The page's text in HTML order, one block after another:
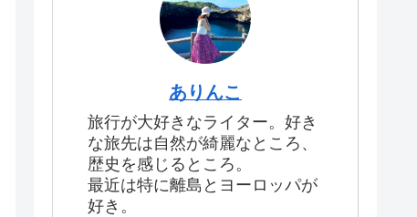
ありんこ
旅行が大好きなライター。好き
な旅先は自然が綺麗なところ、
歴史を感じるところ。
最近は特に離島とヨーロッパが
好き。